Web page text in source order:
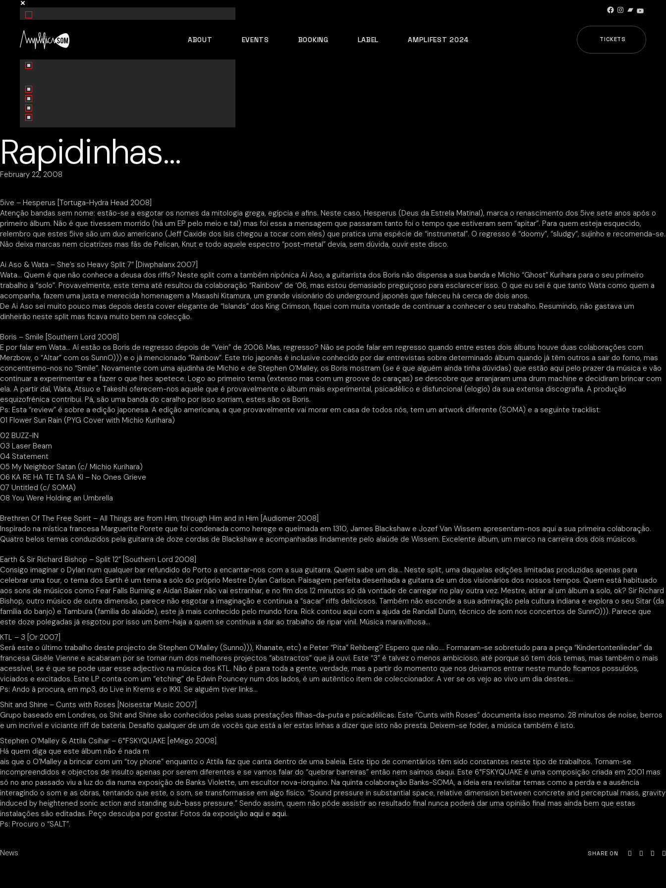
Exact matches only
Search in title
Facebook
Instagram
Bandcamp
ABOUT EVENTS BOOKING LABEL AMPLIFEST 2024 TICKETS
Rapidinhas…
February 22, 2008
5ive – Hesperus [Tortuga-Hydra Head 2008]
Atenção bandas sem nome: estão-se a esgotar os nomes da mitologia grega, egípcia e afins. Neste caso, Hesperus (Deus da Estrela Matinal), marca o renascimento dos 5ive sete anos após o
primeiro álbum. Não é que tivessem morrido (há um EP pelo meio e tal) mas foi essa a mensagem que passaram tanto foi o tempo que estiveram sem “apitar”. Para quem esteja esquecido,
relembro que estes 5ive são um duo americano (Jeff Caxide dos Isis chegou a tocar com eles) que pratica uma espécie de “instrumetal”. O regresso é “doomy”, “sludgy”, sujinho e recomenda-se.
Não deixa marcas nem cicatrizes mas fãs de Pelican, Knut e todo aquele espectro “post-metal” devia, sem dúvida, ouvir este disco.
Ai Aso & Wata – She’s so Heavy Split 7” [Diwphalanx 2007]
Wata… Quem é que não conhece a deusa dos riffs? Neste split com a também nipónica Ai Aso, a guitarrista dos Boris não dispensa a sua banda e Michio “Ghost” Kurihara para o seu primeiro
trabalho a “solo”. Provavelmente, este tema até resultou da colaboração “Rainbow” de ‘06, mas estou demasiado preguiçoso para esclarecer isso. O que eu sei é que tanto Wata como quem a
acompanha, fazem uma justa e merecida homenagem a Masashi Kitamura, um grande visionário do underground japonês que faleceu há cerca de dois anos.
De Ai Aso sei muito pouco mas depois desta cover elegante de “Islands” dos King Crimson, fiquei com muita vontade de continuar a conhecer o seu trabalho. Resumindo, não gastava um
dinheirão neste split mas ficava muito bem na colecção.
Boris – Smile [Southern Lord 2008]
E por falar em Wata… Aí estão os Boris de regresso depois de “Vein” de 2006. Mas, regresso? Não se pode falar em regresso quando entre estes dois álbuns houve duas colaborações com
Merzbow, o “Altar” com os SunnO))) e o já mencionado “Rainbow”. Este trio japonês é inclusive conhecido por dar entrevistas sobre determinado álbum quando já têm outros a sair do forno, mas
concentremo-nos no “Smile”. Novamente com uma ajudinha de Michio e de Stephen O’Malley, os Boris mostram (se é que alguém ainda tinha dúvidas) que estão aqui pelo prazer da música e vão
continuar a experimentar e a fazer o que lhes apetece. Logo ao primeiro tema (extenso mas com um groove do caraças) se descobre que arranjaram uma drum machine e decidiram brincar com
ela. A partir daí, Wata, Atsuo e Takeshi oferecem-nos aquele que é provavelmente o álbum mais experimental, psicadélico e disfuncional (elogio) da sua extensa discografia. A produção
esquizofrénica contribui. Pá, são uma banda do caralho por isso sorriam, estes são os Boris.
Ps: Esta “review” é sobre a edição japonesa. A edição americana, a que provavelmente vai morar em casa de todos nós, tem um artwork diferente (SOMA) e a seguinte tracklist:
01 Flower Sun Rain (PYG Cover with Michio Kurihara)
02 BUZZ-IN
03 Laser Beam
04 Statement
05 My Neighbor Satan (c/ Michio Kurihara)
06 KA RE HA TE TA SA KI – No Ones Grieve
07 Untitled (c/ SOMA)
08 You Were Holding an Umbrella
Brethren Of The Free Spirit – All Things are from Him, through Him and in Him [Audiomer 2008]
Inspirado na mística francesa Marguerite Porete que foi condenada como herege e queimada em 1310, James Blackshaw e Jozef Van Wissem apresentam-nos aqui a sua primeira colaboração.
Quatro belos temas conduzidos pela guitarra de doze cordas de Blackshaw e acompanhadas lindamente pelo alaúde de Wissem. Excelente álbum, um marco na carreira dos dois músicos.
Earth & Sir Richard Bishop – Split 12” [Southern Lord 2008]
Consigo imaginar o Dylan num qualquer bar refundido do Porto a encantar-nos com a sua guitarra. Quem sabe um dia… Neste split, uma daquelas edições limitadas produzidas apenas para
celebrar uma tour, o tema dos Earth é um tema a solo do próprio Mestre Dylan Carlson. Paisagem perfeita desenhada a guitarra de um dos visionários dos nossos tempos. Quem está habituado
aos sons de músicos como Fear Falls Burning e Aidan Baker não vai estranhar, e no fim dos 12 minutos só dá vontade de carregar no play outra vez. Mestre, atirar aí um álbum a solo, ok? Sir Richard
Bishop, outro músico de outra dimensão, parece não esgotar a imaginação e continua a “sacar” riffs deliciosos. Também não esconde a sua admiração pela cultura indiana e explora o seu Sitar (da
família do banjo) e Tambura (família do alaúde), este já mais conhecido pelo mundo fora. Rick contou aqui com a ajuda de Randall Dunn, técnico de som nos concertos de SunnO))). Parece que
este doze polegadas já esgotou por isso um bem-haja a quem se continua a dar ao trabalho de ripar vinil. Música maravilhosa…
KTL – 3 [Or 2007]
Será este o último trabalho deste projecto de Stephen O’Malley (Sunno))), Khanate, etc) e Peter “Pita” Rehberg? Espero que não…. Formaram-se sobretudo para a peça “Kindertontenlieder” da
francesa Gisèle Vienne e acabaram por se tornar num dos melhores projectos “abstractos” que já ouvi. Este “3” é talvez o menos ambicioso, até porque só tem dois temas, mas também o mais
acessível, se é que se pode usar esse adjectivo na música dos KTL. Não é para toda a gente, verdade, mas a partir do momento que nos deixamos entrar neste mundo ficamos possuídos,
viciados e excitados. Este LP conta com um “etching” de Edwin Pouncey num dos lados, é um autêntico item de coleccionador. A ver se os vejo ao vivo um dia destes…
Ps: Ando à procura, em mp3, do Live in Krems e o IKKI. Se alguém tiver links…
Shit and Shine – Cunts with Roses [Noisestar Music 2007]
Grupo baseado em Londres, os Shit and Shine são conhecidos pelas suas prestações filhas-da-puta e psicadélicas. Este “Cunts with Roses” documenta isso mesmo. 28 minutos de noise, berros
e um incrível e viciante riff de bateria. Desafio qualquer de um de vocês que está a ler estas linhas a dizer que isto não presta. Deixem-se foder, a música também é isto.
Stephen O’Malley & Attila Csihar – 6°FSKYQUAKE [eMego 2008]
Há quem diga que este álbum não é nada m
ais que o O’Malley a brincar com um “toy phone” enquanto o Attila faz que canta dentro de uma baleia. Este tipo de comentários têm sido constantes neste tipo de trabalhos. Tornam-se
incompreendidos e objectos de insulto apenas por serem diferentes e se vamos falar do “quebrar barreiras” então nem saímos daqui. Este 6°FSKYQUAKE é uma composição criada em 2001 mas
só no ano passado viu a luz do dia numa exposição de Banks Violette, um escultor nova-iorquino. Na quinta colaboração Banks-SOMA, a ideia era revisitar temas como a perda e a ausência
interagindo o som e as obras, tentando que este, o som, se transformasse em algo físico. “Sound pressure in substantial space, relative dimension between concrete and perceptual mass, gravity
induced by heightened sonic action and standing sub-bass pressure.” Sendo assim, quem não pôde assistir ao resultado final nunca poderá dar uma opinião final mas ainda bem que estas
instalações são editadas. Peço desculpa por gostar. Fotos da exposição aqui e aqui.
Ps: Procuro o “SALT”.
News SHARE ON